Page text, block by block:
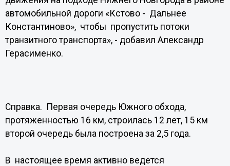
автомобильной дороги «Кстово - Дальнее
Константиново», чтобы пропустить потоки
транзитного транспорта», - добавил Александр
Герасименко.
Справка. Первая очередь Южного обхода,
протяженностью 16 км, строилась 12 лет, 15 км
второй очередь была построена за 2,5 года.
В настоящее время активно ведется